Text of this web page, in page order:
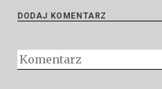
DODAJ KOMENTARZ